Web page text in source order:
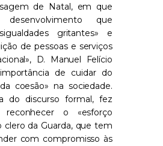
de Natal, em que
que
gritantes» e
de pessoas e serviços
D. Manuel Felício
de cuidar do
coesão» na sociedade.
do discurso formal, fez
o «esforço
clero da Guarda, que tem
com compromisso às